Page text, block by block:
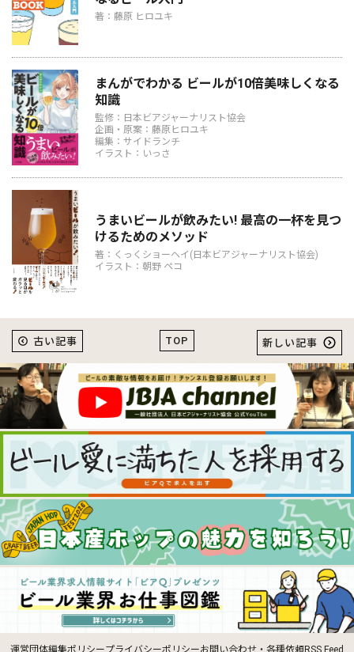
著：藤原 ヒロユキ
まんがでわかる ビールが10倍美味しくなる
知識
監修：日本ビアジャーナリスト協会
企画・原案：藤原ヒロユキ
編集：サイドランチ
イラスト：いっさ
うまいビールが飲みたい! 最高の一杯を見つ
けるためのメソッド
著：くっくショーヘイ(日本ビアジャーナリスト協会)
イラスト：朝野 ペコ
TOP
古い記事 新しい記事
運営団体編集ポリシープライバシーポリシーお問い合わせ・各種依頼RSS Feed